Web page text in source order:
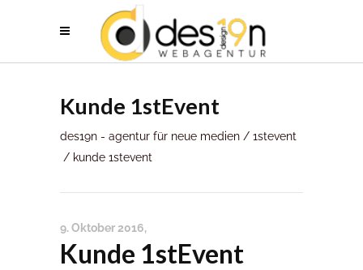
Kunde 1stEvent
des19n - agentur für neue medien / 1stevent
/ kunde 1stevent
9. Oktober 2016
Kunde 1stEvent